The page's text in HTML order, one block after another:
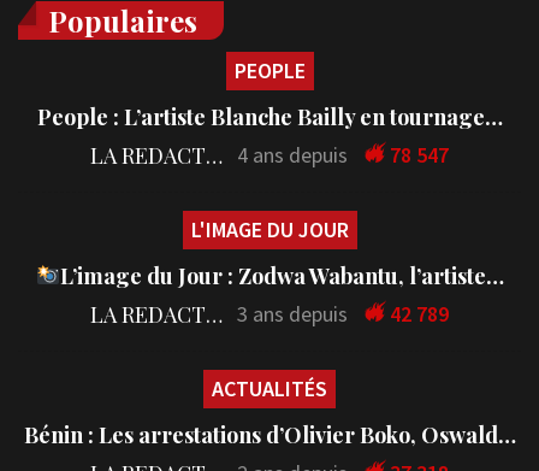
Populaires
PEOPLE
People : L’artiste Blanche Bailly en tournage…
LA REDACTION 4 ans depuis 78 547
L'IMAGE DU JOUR
L’image du Jour : Zodwa Wabantu, l’artiste…
LA REDACTION 3 ans depuis 42 789
ACTUALITÉS
Bénin : Les arrestations d’Olivier Boko, Oswald…